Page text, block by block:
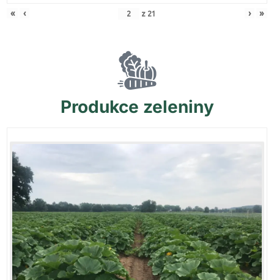
« ‹ z 21 › »
Produkce zeleniny